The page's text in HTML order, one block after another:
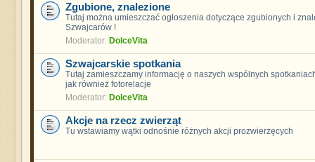
Zgubione, znalezione
Tutaj można umieszczać ogłoszenia dotyczące zgubionych i
Szwajcarów !
Moderator: DolceVita
Szwajcarskie spotkania
Tutaj zamieszczamy informację o naszych wspólnych
jak również fotorelacje
Moderator: DolceVita
Akcje na rzecz zwierząt
Tu wstawiamy wątki odnośnie różnych akcji prozwierzęcych